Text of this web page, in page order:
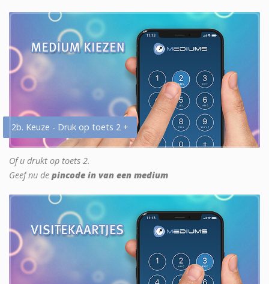
2b. Keuze - Druk op toets 2 +
Of u drukt op toets 2.
Geef nu de pincode in van een medium